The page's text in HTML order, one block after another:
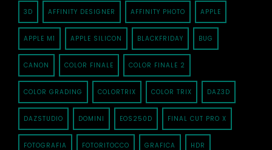
3D AFFINITY DESIGNER AFFINITY PHOTO APPLE
APPLE M1 APPLE SILICON BLACKFRIDAY BUG
CANON COLOR FINALE COLOR FINALE 2
COLOR GRADING COLORTRIX COLOR TRIX DAZ3D
DAZSTUDIO DOMINI EOS250D FINAL CUT PRO X
FOTOGRAFIA FOTORITOCCO GRAFICA HDR